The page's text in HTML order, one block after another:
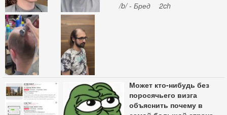
/b/ - Бред
2ch
Может кто-нибудь без
поросячьего визга
объяснить почему в